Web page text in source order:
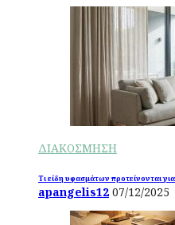
ΔΙΑΚΟΣΜΗΣΗ
Τι είδη υφασμάτων προτείνονται
apangelis12 07/12/2025